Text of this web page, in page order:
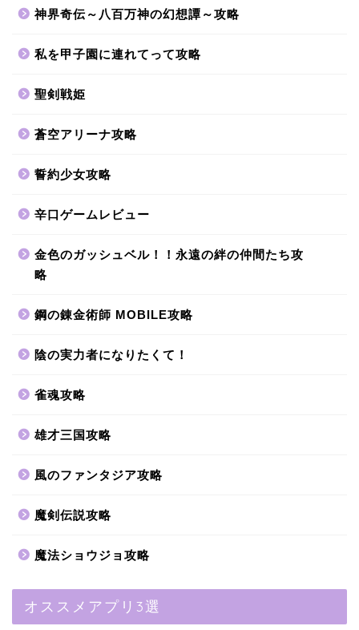
神界奇伝～八百万神の幻想譚～攻略
私を甲子園に連れてって攻略
聖剣戦姫
蒼空アリーナ攻略
誓約少女攻略
辛口ゲームレビュー
金色のガッシュベル！！永遠の絆の仲間たち攻
略
鋼の錬金術師 MOBILE攻略
陰の実力者になりたくて！
雀魂攻略
雄才三国攻略
風のファンタジア攻略
魔剣伝説攻略
魔法ショウジョ攻略
オススメアプリ3選